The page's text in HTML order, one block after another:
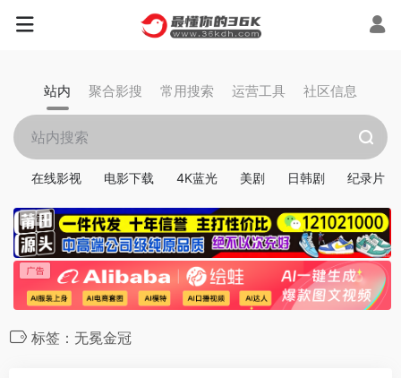
站内 聚合影搜 常用搜索 运营工具 社区信息
在线影视 电影下载 4K蓝光 美剧 日韩剧 纪录片
标签：无冕金冠